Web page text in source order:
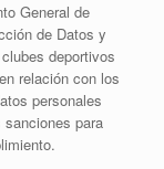
General de
de Datos y
deportivos
relación con los
personales
para